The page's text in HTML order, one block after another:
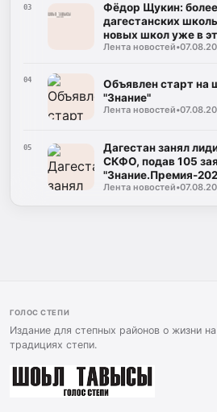
03
Фёдор Щукин:
дагестанских
новых школ уже в
Лента новостей•
04
Объявлен старт на
"Знание"
Лента новостей•
05
Дагестан занял
СКФО, подав 105
"Знание.Премия-
Лента новостей•
ГОЛОС СТЕПИ
Издание для степных районов о жизни
традициях степи.